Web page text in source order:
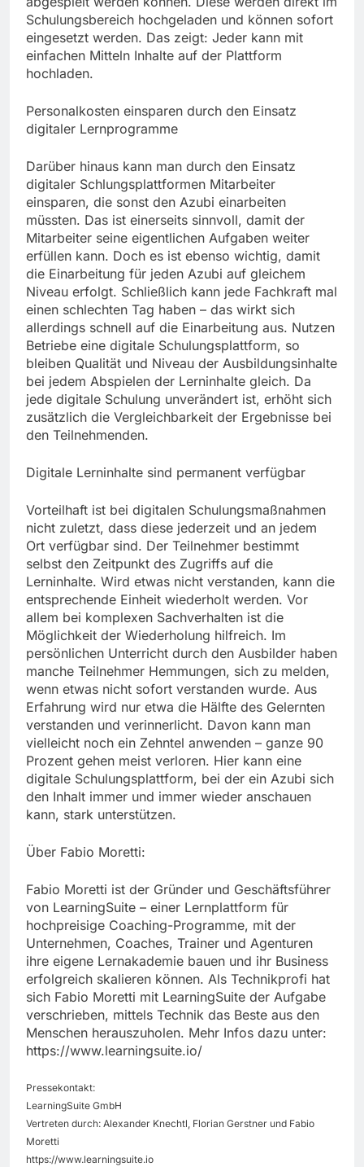
Schulungsbereich hochgeladen und können sofort
eingesetzt werden. Das zeigt: Jeder kann mit
einfachen Mitteln Inhalte auf der Plattform
hochladen.
Personalkosten einsparen durch den Einsatz
digitaler Lernprogramme
Darüber hinaus kann man durch den Einsatz
digitaler Schlungsplattformen Mitarbeiter
einsparen, die sonst den Azubi einarbeiten
müssten. Das ist einerseits sinnvoll, damit der
Mitarbeiter seine eigentlichen Aufgaben weiter
erfüllen kann. Doch es ist ebenso wichtig, damit
die Einarbeitung für jeden Azubi auf gleichem
Niveau erfolgt. Schließlich kann jede Fachkraft mal
einen schlechten Tag haben – das wirkt sich
allerdings schnell auf die Einarbeitung aus. Nutzen
Betriebe eine digitale Schulungsplattform, so
bleiben Qualität und Niveau der Ausbildungsinhalte
bei jedem Abspielen der Lerninhalte gleich. Da
jede digitale Schulung unverändert ist, erhöht sich
zusätzlich die Vergleichbarkeit der Ergebnisse bei
den Teilnehmenden.
Digitale Lerninhalte sind permanent verfügbar
Vorteilhaft ist bei digitalen Schulungsmaßnahmen
nicht zuletzt, dass diese jederzeit und an jedem
Ort verfügbar sind. Der Teilnehmer bestimmt
selbst den Zeitpunkt des Zugriffs auf die
Lerninhalte. Wird etwas nicht verstanden, kann die
entsprechende Einheit wiederholt werden. Vor
allem bei komplexen Sachverhalten ist die
Möglichkeit der Wiederholung hilfreich. Im
persönlichen Unterricht durch den Ausbilder haben
manche Teilnehmer Hemmungen, sich zu melden,
wenn etwas nicht sofort verstanden wurde. Aus
Erfahrung wird nur etwa die Hälfte des Gelernten
verstanden und verinnerlicht. Davon kann man
vielleicht noch ein Zehntel anwenden – ganze 90
Prozent gehen meist verloren. Hier kann eine
digitale Schulungsplattform, bei der ein Azubi sich
den Inhalt immer und immer wieder anschauen
kann, stark unterstützen.
Über Fabio Moretti:
Fabio Moretti ist der Gründer und Geschäftsführer
von LearningSuite – einer Lernplattform für
hochpreisige Coaching-Programme, mit der
Unternehmen, Coaches, Trainer und Agenturen
ihre eigene Lernakademie bauen und ihr Business
erfolgreich skalieren können. Als Technikprofi hat
sich Fabio Moretti mit LearningSuite der Aufgabe
verschrieben, mittels Technik das Beste aus den
Menschen herauszuholen. Mehr Infos dazu unter:
https://www.learningsuite.io/
Pressekontakt:
LearningSuite GmbH
Vertreten durch: Alexander Knechtl, Florian Gerstner und Fabio
Moretti
https://www.learningsuite.io